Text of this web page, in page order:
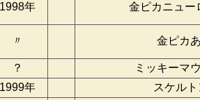
1998年 金ピカニュー
〃 金ピカ
？
ミッキーマ
1999年
スケル